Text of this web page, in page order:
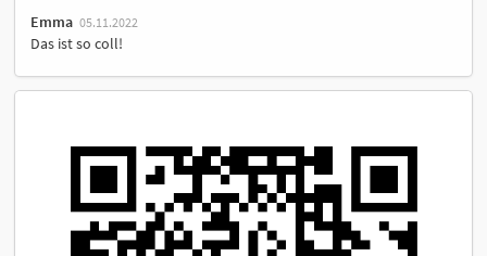
Emma 05.11.2022
Das ist so coll!